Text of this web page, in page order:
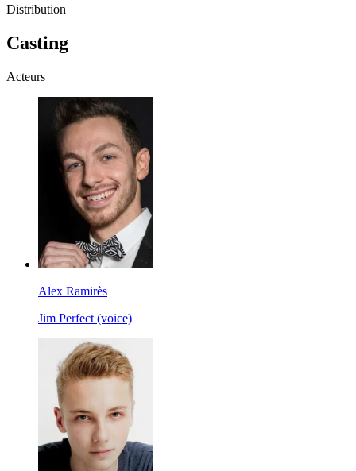
Distribution
Casting
Acteurs
Alex Ramirès
Jim Perfect (voice)